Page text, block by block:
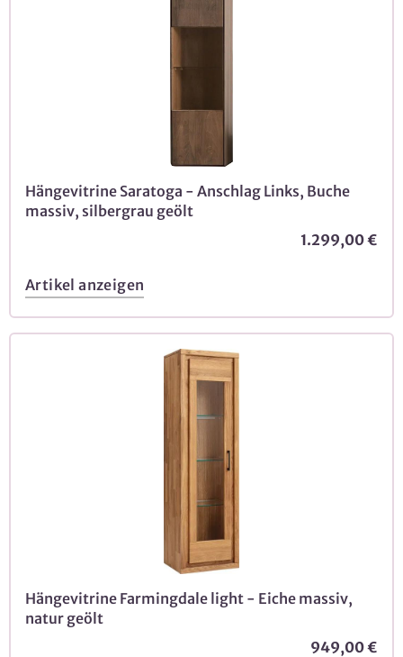
Hängevitrine Saratoga - Anschlag Links, Buche
massiv, silbergrau geölt
1.299,00 €
Artikel anzeigen
Hängevitrine Farmingdale light - Eiche massiv,
natur geölt
949,00 €